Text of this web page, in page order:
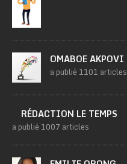
OMABOE AKPOVI
a publié 1101 articles
RÉDACTION LE TEMPS
a publié 1007 articles